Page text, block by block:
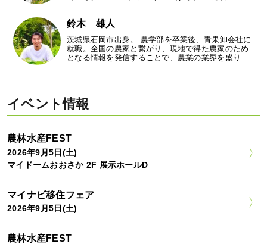
鈴木 雄人
茨城県石岡市出身。 農学部を卒業後、青果卸会社に
就職。全国の農家と繋がり、現地で得た農家のため
となる情報を発信することで、農業の業界を盛り…
イベント情報
農林水産FEST
2026年9月5日(土)
マイドームおおさか 2F 展示ホールD
マイナビ移住フェア
2026年9月5日(土)
農林水産FEST